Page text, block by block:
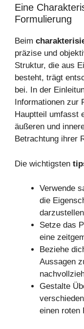
Eine
Formulierung
Beim
präzise und
Struktur, die aus
besteht, trägt
bei. In der
Informationen zur
Hauptteil umfasst
äußeren und
Betrachtung ihrer
Die wichtigsten
Verwende
die
Setze das
eine
Beziehe
Aussagen
Gestalte
einen roten